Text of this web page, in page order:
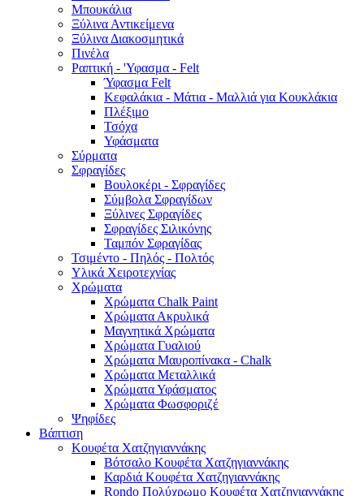
Μπουκάλια
Ξύλινα Αντικείμενα
Ξύλινα Διακοσμητικά
Πινέλα
Ραπτική - 'Υφασμα - Felt
Ύφασμα Felt
Κεφαλάκια - Μάτια - Μαλλιά για Κουκλάκια
Πλέξιμο
Τσόχα
Υφάσματα
Σύρματα
Σφραγίδες
Βουλοκέρι - Σφραγίδες
Σύμβολα Σφραγίδων
Ξύλινες Σφραγίδες
Σφραγίδες Σιλικόνης
Ταμπόν Σφραγίδας
Τσιμέντο - Πηλός - Πολτός
Υλικά Χειροτεχνίας
Χρώματα
Χρώματα Chalk Paint
Χρώματα Ακρυλικά
Μαγνητικά Χρώματα
Χρώματα Γυαλιού
Χρώματα Μαυροπίνακα - Chalk
Χρώματα Μεταλλικά
Χρώματα Υφάσματος
Χρώματα Φωσφοριζέ
Ψηφίδες
Βάπτιση
Κουφέτα Χατζηγιαννάκης
Βότσαλο Κουφέτα Χατζηγιαννάκης
Καρδιά Κουφέτα Χατζηγιαννάκης
Rondo Πολύχρωμο Κουφέτα Χατζηγιαννάκης